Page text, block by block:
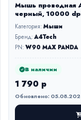
Мышь проводная
черный, 10000
Категория:Мыши
Бренд:A4Tech
PN:W90 MAX PANDA
В наличии
1 790 р
Обновлено: